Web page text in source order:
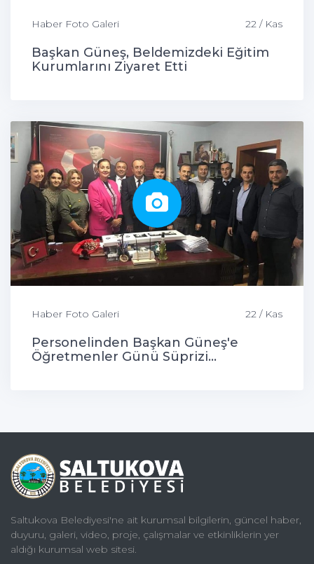
Haber Foto Galeri 22 / Kas
Başkan Güneş, Beldemizdeki Eğitim
Kurumlarını Ziyaret Etti
Haber Foto Galeri 22 / Kas
Personelinden Başkan Güneş'e
Öğretmenler Günü Süprizi...
Saltukova Belediyesi'ne ait kurumsal bilgilerin, güncel haber,
duyuru, galeri, video, proje, çalışmalar ve etkinliklerin yer
aldığı kurumsal web sitesi.